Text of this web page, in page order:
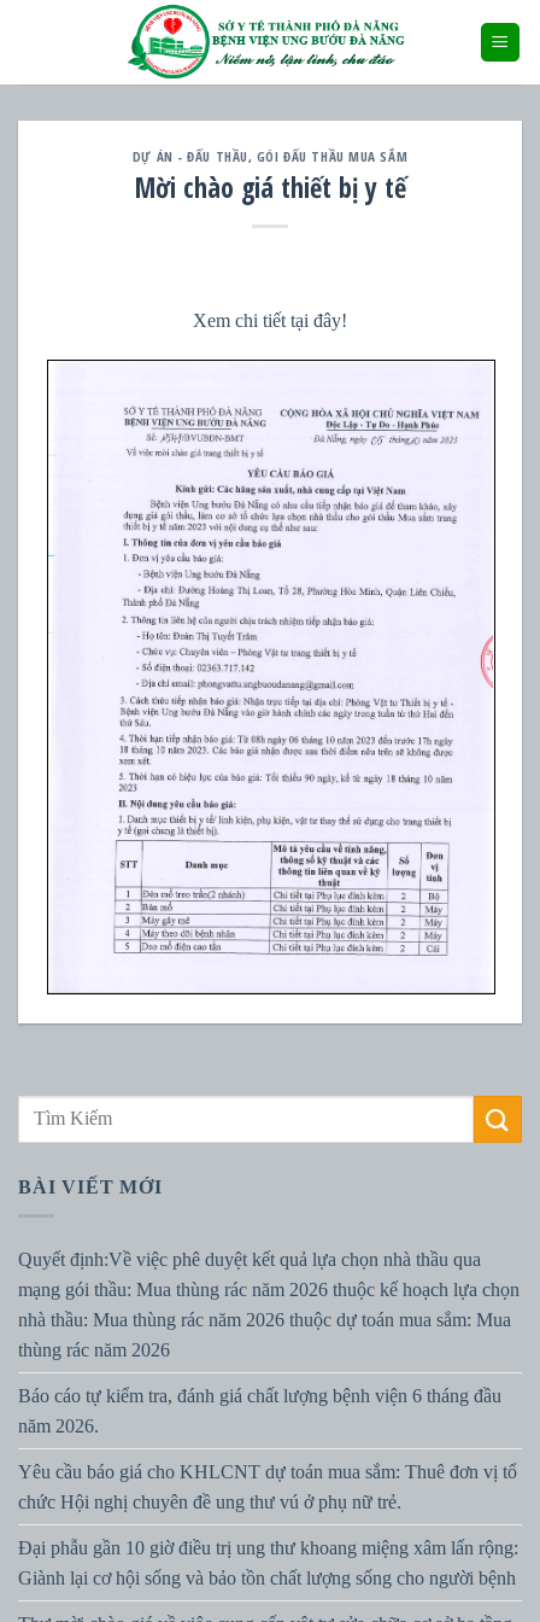
DỰ ÁN - ĐẤU THẦU, GÓI ĐẤU THẦU MUA SẮM
Mời chào giá thiết bị y tế
Xem chi tiết tại đây!
BÀI VIẾT MỚI
Quyết định:Về việc phê duyệt kết quả lựa chọn nhà thầu qua
mạng gói thầu: Mua thùng rác năm 2026 thuộc kế hoạch lựa chọn
nhà thầu: Mua thùng rác năm 2026 thuộc dự toán mua sắm: Mua
thùng rác năm 2026
Báo cáo tự kiểm tra, đánh giá chất lượng bệnh viện 6 tháng đầu
năm 2026.
Yêu cầu báo giá cho KHLCNT dự toán mua sắm: Thuê đơn vị tổ
chức Hội nghị chuyên đề ung thư vú ở phụ nữ trẻ.
Đại phẫu gần 10 giờ điều trị ung thư khoang miệng xâm lấn rộng:
Giành lại cơ hội sống và bảo tồn chất lượng sống cho người bệnh